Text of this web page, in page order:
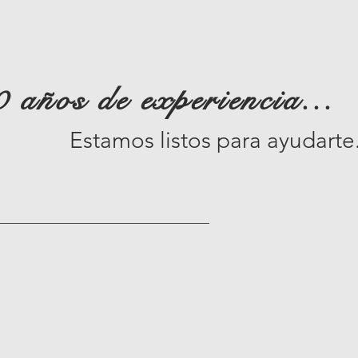
años de experiencia...
Estamos listos para